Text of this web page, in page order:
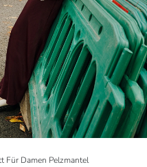
Für Damen Pelzmantel